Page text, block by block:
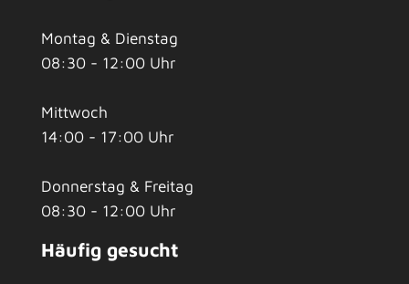
Montag & Dienstag
08:30 - 12:00 Uhr
Mittwoch
14:00 - 17:00 Uhr
Donnerstag & Freitag
08:30 - 12:00 Uhr
Häufig gesucht